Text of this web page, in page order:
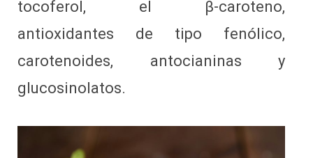
tocoferol, el β-caroteno,
antioxidantes de tipo fenólico,
carotenoides, antocianinas y
glucosinolatos.